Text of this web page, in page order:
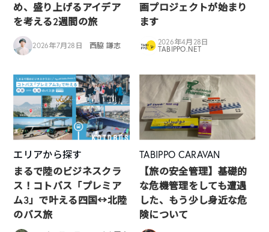
め、盛り上げるアイデア
を考える2週間の旅
2026年7月28日 西脇 謙志
画プロジェクトが始まり
ます
2026年4月28日
TABIPPO.NET
エリアから探す
まるで陸のビジネスクラ
ス！コトバス「プレミア
ム3」で叶える四国↔︎北陸
のバス旅
TABIPPO CARAVAN
【旅の安全管理】基礎的
な危機管理をしても遭遇
した、もう少し身近な危
険について